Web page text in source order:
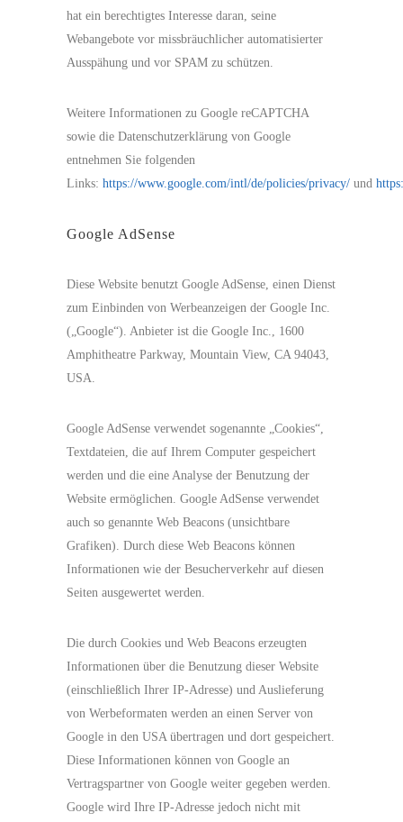
hat ein berechtigtes Interesse daran, seine
Webangebote vor missbräuchlicher automatisierter
Ausspähung und vor SPAM zu schützen.
Weitere Informationen zu Google reCAPTCHA
sowie die Datenschutzerklärung von Google
entnehmen Sie folgenden
Links: https://www.google.com/intl/de/policies/privacy/ und
Google AdSense
Diese Website benutzt Google AdSense, einen Dienst
zum Einbinden von Werbeanzeigen der Google Inc.
(„Google“). Anbieter ist die Google Inc., 1600
Amphitheatre Parkway, Mountain View, CA 94043,
USA.
Google AdSense verwendet sogenannte „Cookies“,
Textdateien, die auf Ihrem Computer gespeichert
werden und die eine Analyse der Benutzung der
Website ermöglichen. Google AdSense verwendet
auch so genannte Web Beacons (unsichtbare
Grafiken). Durch diese Web Beacons können
Informationen wie der Besucherverkehr auf diesen
Seiten ausgewertet werden.
Die durch Cookies und Web Beacons erzeugten
Informationen über die Benutzung dieser Website
(einschließlich Ihrer IP-Adresse) und Auslieferung
von Werbeformaten werden an einen Server von
Google in den USA übertragen und dort gespeichert.
Diese Informationen können von Google an
Vertragspartner von Google weiter gegeben werden.
Google wird Ihre IP-Adresse jedoch nicht mit